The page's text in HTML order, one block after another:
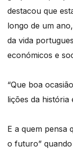
destacou que
longo de um
da vida
económicos e
“Que boa
lições da
E a quem pensa
o futuro”